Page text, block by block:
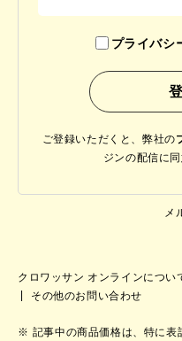
プライバシ
ご登録いただくと、弊社の
ジンの配信に
メ
クロワッサン オンラインについ
その他のお問い合わせ
記事中の商品価格は、特に表